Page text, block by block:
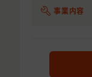
事業内容